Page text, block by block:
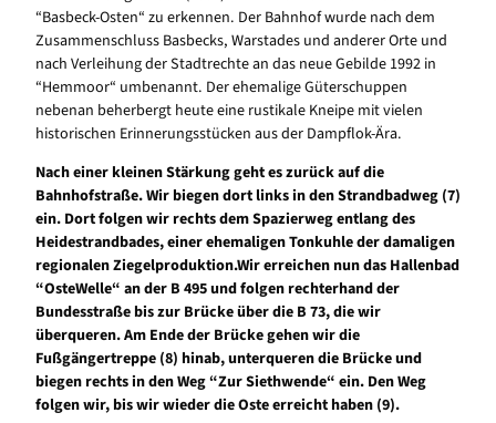
“Basbeck-Osten“ zu erkennen. Der Bahnhof wurde nach dem
Zusammenschluss Basbecks, Warstades und anderer Orte und
nach Verleihung der Stadtrechte an das neue Gebilde 1992 in
“Hemmoor“ umbenannt. Der ehemalige Güterschuppen
nebenan beherbergt heute eine rustikale Kneipe mit vielen
historischen Erinnerungsstücken aus der Dampflok-Ära.
Nach einer kleinen Stärkung geht es zurück auf die
Bahnhofstraße. Wir biegen dort links in den Strandbadweg (7)
ein. Dort folgen wir rechts dem Spazierweg entlang des
Heidestrandbades, einer ehemaligen Tonkuhle der damaligen
regionalen Ziegelproduktion.Wir erreichen nun das Hallenbad
“OsteWelle“ an der B 495 und folgen rechterhand der
Bundesstraße bis zur Brücke über die B 73, die wir
überqueren. Am Ende der Brücke gehen wir die
Fußgängertreppe (8) hinab, unterqueren die Brücke und
biegen rechts in den Weg “Zur Siethwende“ ein. Den Weg
folgen wir, bis wir wieder die Oste erreicht haben (9).